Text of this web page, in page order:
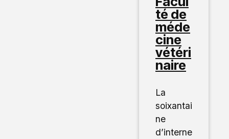
té de
méde
cine
vétéri
naire
La
soixantai
ne
d’interne